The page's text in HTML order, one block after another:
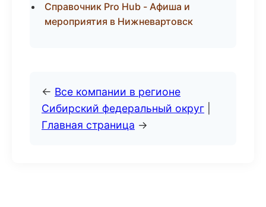
Справочник Pro Hub - Афиша и
мероприятия в Нижневартовск
← Все компании в регионе
Сибирский федеральный округ
Главная страница →